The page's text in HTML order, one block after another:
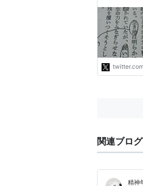
だけで、
現実の
下弦の間」
このプロ意
と仕事をし
なー。
http://t.co/
関連ブログ
精神